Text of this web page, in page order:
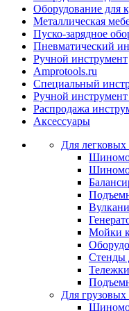
Оборудование для
Металлическая
Пуско-зарядное
Пневматический
Ручной инструмент
Amprotools.ru
Специальный
Ручной
Распродажа
Аксессуары
Для
Мойки
Стенды
Для